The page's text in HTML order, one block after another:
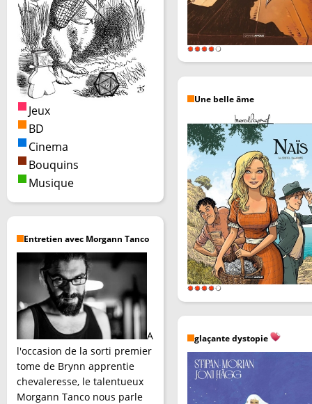
Jeux
BD
Cinema
Bouquins
Musique
Entretien avec Morgann Tanco
A
l'occasion de la sorti premier
tome de Brynn apprentie
chevaleresse, le talentueux
Morgann Tanco nous parle
Une belle âme
glaçante dystopie